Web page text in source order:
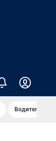
Водители